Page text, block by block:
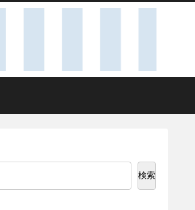
検索